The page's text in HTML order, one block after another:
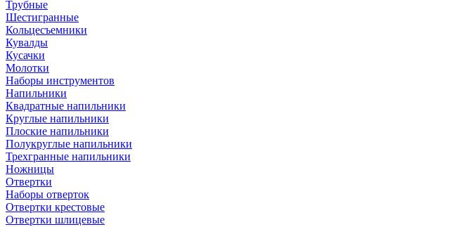
Трубные
Шестигранные
Кольцесъемники
Кувалды
Кусачки
Молотки
Наборы инструментов
Напильники
Квадратные напильники
Круглые напильники
Плоские напильники
Полукруглые напильники
Трехгранные напильники
Ножницы
Отвертки
Наборы отверток
Отвертки крестовые
Отвертки шлицевые